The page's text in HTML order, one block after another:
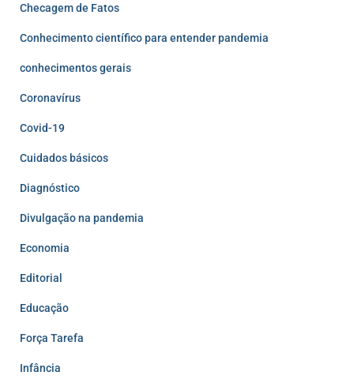
Checagem de Fatos
Conhecimento científico para entender pandemia
conhecimentos gerais
Coronavírus
Covid-19
Cuidados básicos
Diagnóstico
Divulgação na pandemia
Economia
Editorial
Educação
Força Tarefa
Infância